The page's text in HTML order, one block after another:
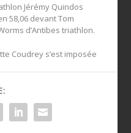
Jérémy Quindos
58,06 devant Tom
d’Antibes triathlon.
Coudrey s’est imposée